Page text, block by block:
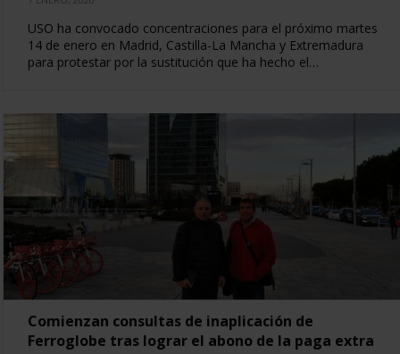
USO ha convocado concentraciones para el próximo martes
14 de enero en Madrid, Castilla-La Mancha y Extremadura
para protestar por la sustitución que ha hecho el…
Comienzan consultas de inaplicación de
Ferroglobe tras lograr el abono de la paga extra